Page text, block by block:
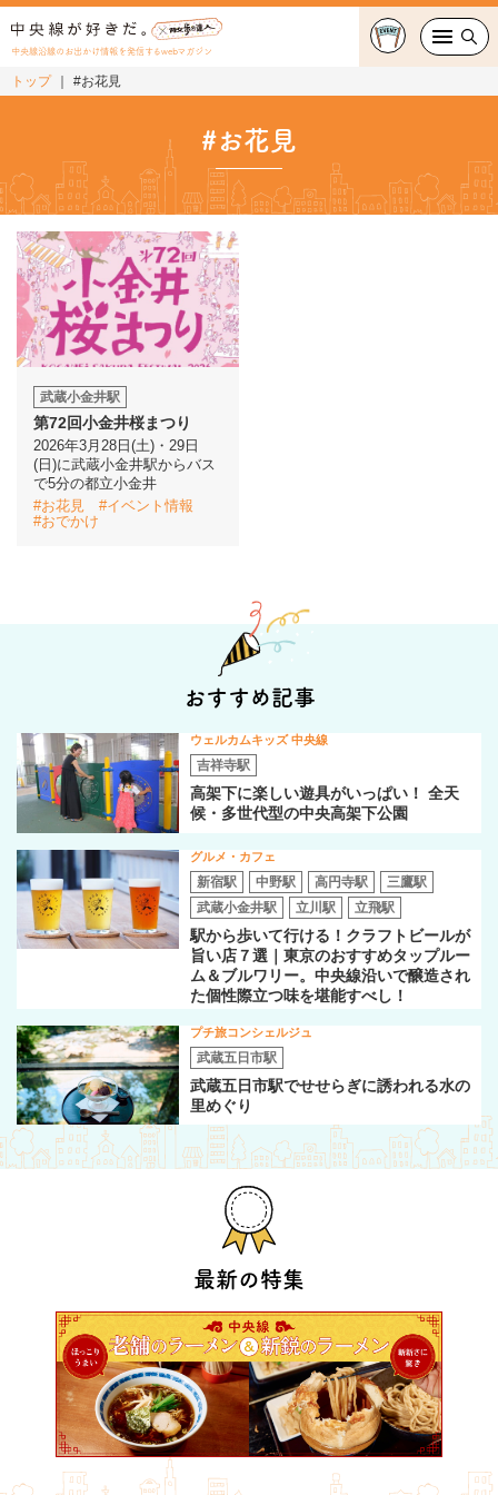
中央線沿線のお出かけ情報を発信するwebマガジン
スイーツ・テイクアウト
ショッピング
中央線カルチャー
特集
連載
中央線フェス
トップ #お花見
#お花見
武蔵小金井駅
第72回小金井桜まつり
2026年3月28日(土)・29日
(日)に武蔵小金井駅からバス
で5分の都立小金井
#お花見
#イベント情報
#おでかけ
おすすめ記事
ウェルカムキッズ 中央線
吉祥寺駅
高架下に楽しい遊具がいっぱい！ 全天
候・多世代型の中央高架下公園
グルメ・カフェ
新宿駅 中野駅 高円寺駅
三鷹駅
武蔵小金井駅
立川駅 立飛駅
駅から歩いて行ける！クラフトビールが
旨い店７選｜東京のおすすめタップルー
ム＆ブルワリー。中央線沿いで醸造され
た個性際立つ味を堪能すべし！
プチ旅コンシェルジュ
武蔵五日市駅
武蔵五日市駅でせせらぎに誘われる水の
里めぐり
最新の特集